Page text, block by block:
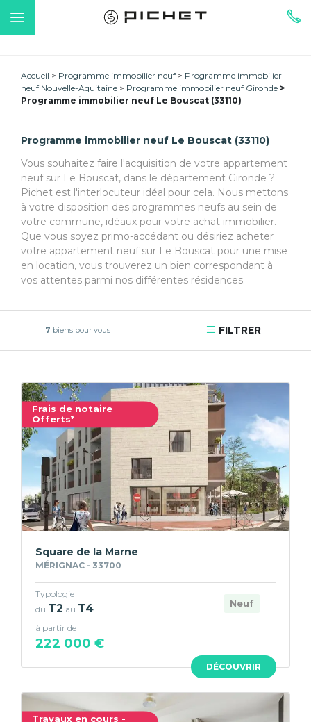
Accueil Programme immobilier neuf
Programme immobilier
neuf Nouvelle-Aquitaine
Programme immobilier neuf Gironde
Programme immobilier neuf Le Bouscat (33110)
Programme immobilier neuf Le Bouscat (33110)
Vous souhaitez faire l'acquisition de votre appartement
neuf sur Le Bouscat, dans le département Gironde ?
Pichet est l'interlocuteur idéal pour cela. Nous mettons
à votre disposition des programmes neufs au sein de
votre commune, idéaux pour votre achat immobilier.
Que vous soyez primo-accédant ou désiriez acheter
votre appartement neuf sur Le Bouscat pour une mise
en location, vous trouverez un bien correspondant à
vos attentes parmi nos différentes résidences.
7 biens pour vous FILTRER
Frais de notaire
Offerts*
DÉCOUVRIR
Square de la Marne
MÉRIGNAC - 33700
Neuf
Typologie
du T2 au T4
à partir de
222 000 €
Travaux en cours -